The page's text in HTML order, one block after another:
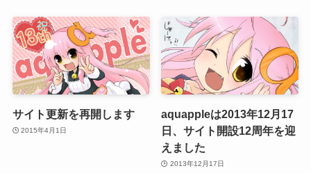
サイト更新を再開します
2015年4月1日
aquappleは2013年12月17
日、サイト開設12周年を迎
えました
2013年12月17日